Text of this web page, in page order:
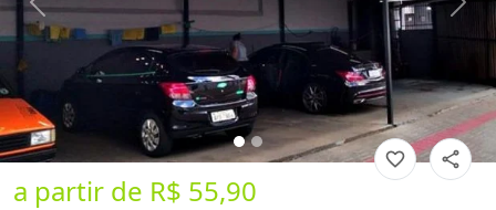
favorite_border share
Previous Next
a partir de R$ 55,90